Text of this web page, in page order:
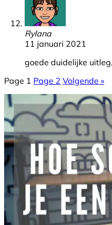
Rylana
11 januari 2021
goede duidelijke
Page 1 Page 2 Volgende »